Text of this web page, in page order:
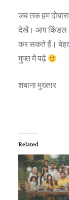
जब तक हम
देखें। आप किंडल
कर सकते हैं।
मुफ्त में पढ़ें
शबाना मुख्तार
Related